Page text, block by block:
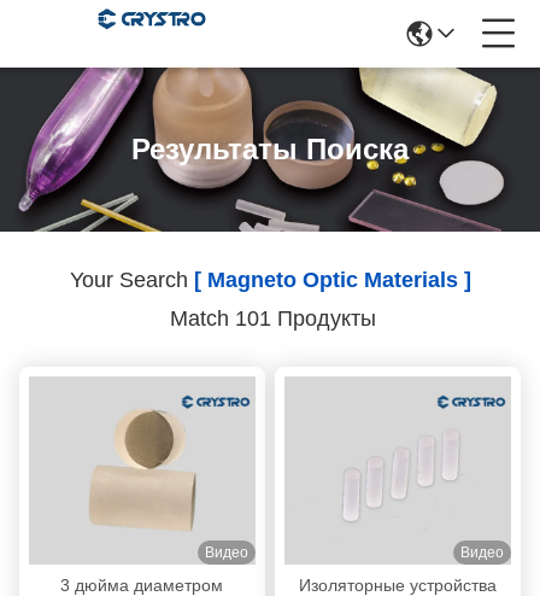
Результаты Поиска
Your Search [ Magneto Optic Materials ]
Match 101 Продукты
Видео
3 дюйма диаметром
Видео
Изоляторные устройства